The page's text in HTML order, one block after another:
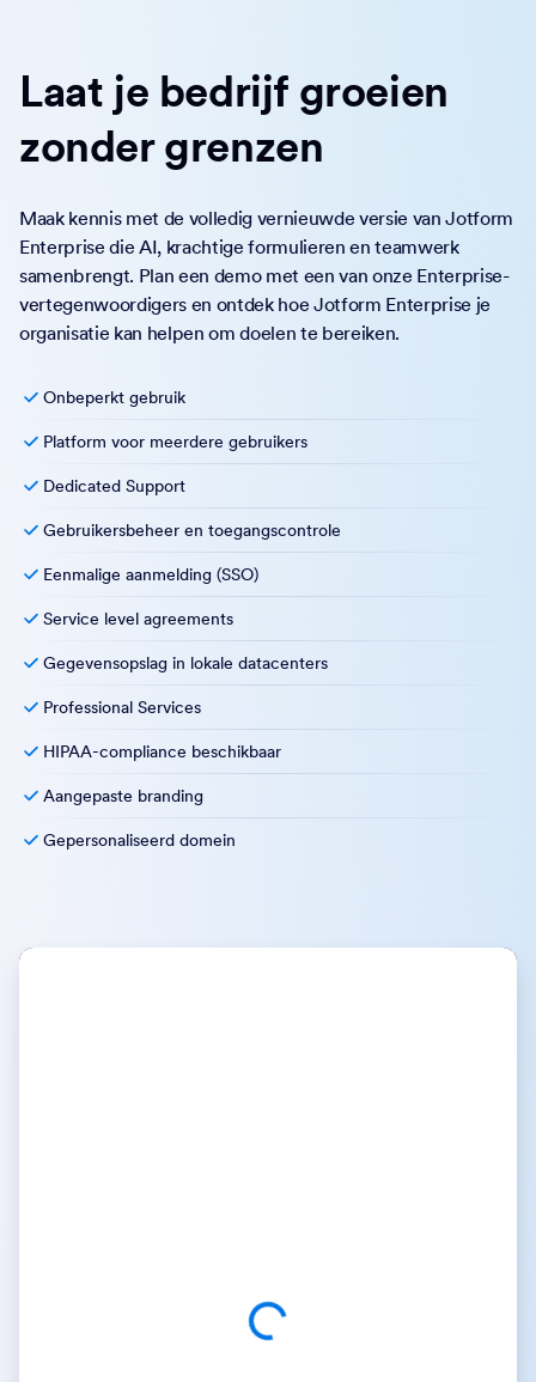
Laat je bedrijf groeien
zonder grenzen
Maak kennis met de volledig vernieuwde versie van Jotform
Enterprise die AI, krachtige formulieren en teamwerk
samenbrengt. Plan een demo met een van onze Enterprise-
vertegenwoordigers en ontdek hoe Jotform Enterprise je
organisatie kan helpen om doelen te bereiken.
Onbeperkt gebruik
Platform voor meerdere gebruikers
Dedicated Support
Gebruikersbeheer en toegangscontrole
Eenmalige aanmelding (SSO)
Service level agreements
Gegevensopslag in lokale datacenters
Professional Services
HIPAA-compliance beschikbaar
Aangepaste branding
Gepersonaliseerd domein